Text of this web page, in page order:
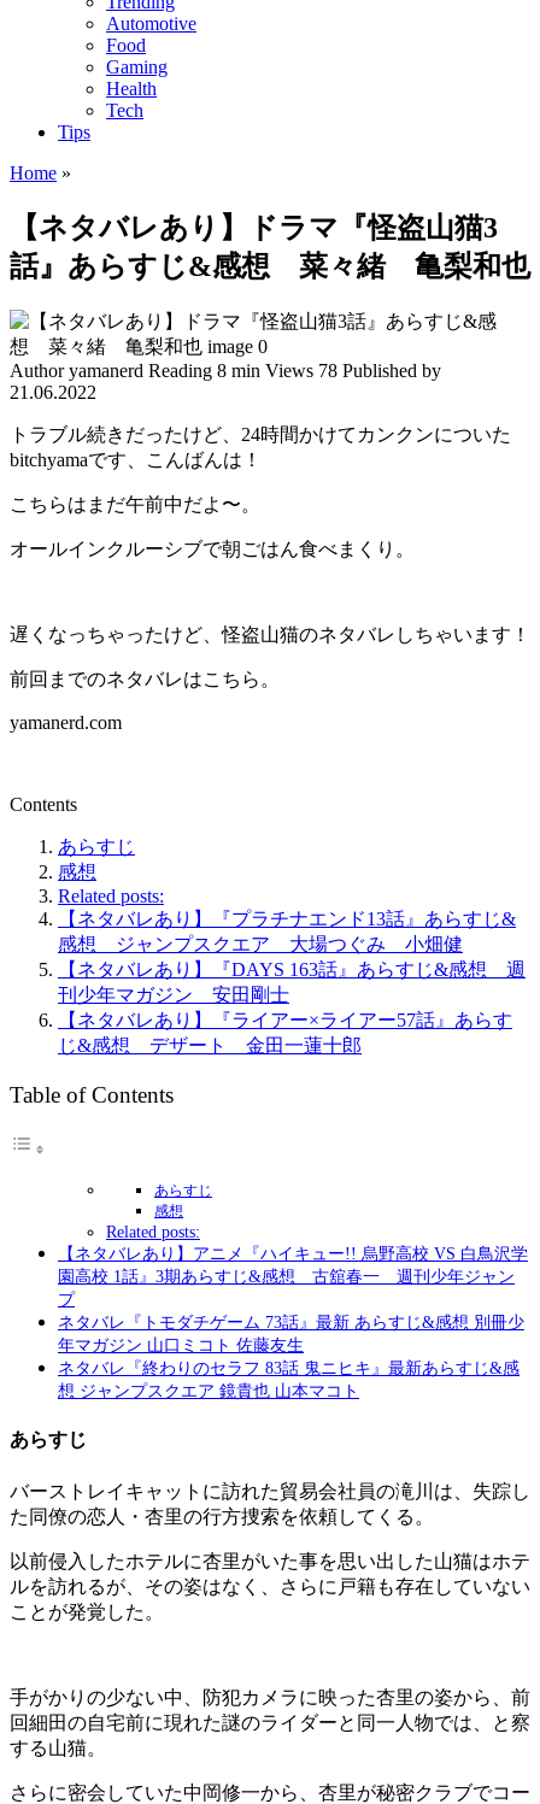
Automotive
Food
Gaming
Health
Tech
Tips
Home »
【ネタバレあり】ドラマ『怪盗山猫3
話』あらすじ&感想 菜々緒 亀梨和也
Author yamanerd Reading 8 min Views 78 Published by
21.06.2022
トラブル続きだったけど、24時間かけてカンクンについた
bitchyamaです、こんばんは！
こちらはまだ午前中だよ〜。
オールインクルーシブで朝ごはん食べまくり。
遅くなっちゃったけど、怪盗山猫のネタバレしちゃいます！
前回までのネタバレはこちら。
yamanerd.com
Contents
あらすじ
感想
Related posts:
【ネタバレあり】『プラチナエンド13話』あらすじ&
感想 ジャンプスクエア 大場つぐみ 小畑健
【ネタバレあり】『DAYS 163話』あらすじ&感想 週
刊少年マガジン 安田剛士
【ネタバレあり】『ライアー×ライアー57話』あらす
じ&感想 デザート 金田一蓮十郎
Table of Contents
あらすじ
感想
Related posts:
【ネタバレあり】アニメ『ハイキュー!! 烏野高校 VS 白鳥沢学
園高校 1話』3期あらすじ&感想 古舘春一 週刊少年ジャン
プ
ネタバレ『トモダチゲーム 73話』最新 あらすじ&感想 別冊少
年マガジン 山口ミコト 佐藤友生
ネタバレ『終わりのセラフ 83話 鬼ニヒキ』最新あらすじ&感
想 ジャンプスクエア 鏡貴也 山本マコト
あらすじ
バーストレイキャットに訪れた貿易会社員の滝川は、失踪し
た同僚の恋人・杏里の行方捜索を依頼してくる。
以前侵入したホテルに杏里がいた事を思い出した山猫はホテ
ルを訪れるが、その姿はなく、さらに戸籍も存在していない
ことが発覚した。
手がかりの少ない中、防犯カメラに映った杏里の姿から、前
回細田の自宅前に現れた謎のライダーと同一人物では、と察
する山猫。
さらに密会していた中岡修一から、杏里が秘密クラブでコー